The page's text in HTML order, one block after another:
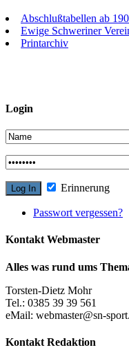
Abschlußtabellen ab
Ewige Schweriner
Printarchiv
Login
Erinnerung
Passwort vergessen?
Kontakt Webmaster
Alles was rund ums
Torsten-Dietz Mohr
Tel.: 0385 39 39 561
eMail: webmaster@sn-
Kontakt Redaktion